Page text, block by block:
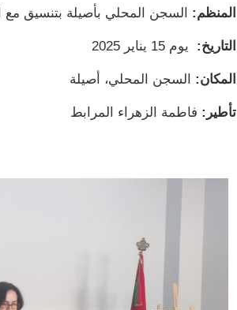
المنظم: السجن المحلي بأصيلة بتنسيق مع
التاريخ: يوم 15 يناير 2025
المكان: السجن المحلي، أصيلة
تأطير: فاطمة الزهراء المرابط